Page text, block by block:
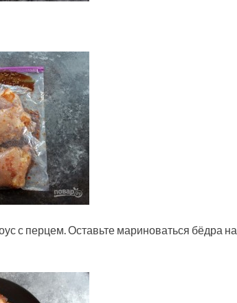
с перцем. Оставьте мариноваться бёдра на